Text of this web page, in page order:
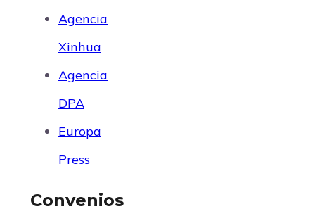
Agencia
Xinhua
Agencia
DPA
Europa
Press
Convenios